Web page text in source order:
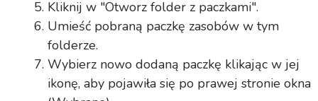
Kliknij w "Otworz folder z paczkami".
Umieść pobraną paczkę zasobów w tym
folderze.
Wybierz nowo dodaną paczkę klikając w jej
ikonę, aby pojawiła się po prawej stronie okna